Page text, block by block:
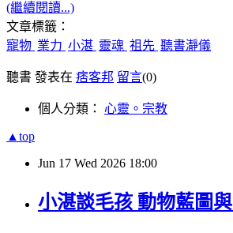
(繼續閱讀...)
文章標籤：
寵物 業力 小湛 靈魂 祖先 聽書瀞儀
聽書 發表在 痞客邦 留言(0)
個人分類： 心靈。宗教
▲top
Jun 17 Wed 2026 18:00
小湛談毛孩 動物藍圖